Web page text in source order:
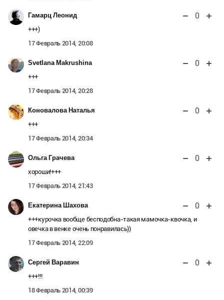
Гамарц Леонид 0
+++)
17 Февраль 2014, 20:08
Svetlana Makrushina 0
+++
17 Февраль 2014, 20:28
Коновалова Наталья 0
+++
17 Февраль 2014, 20:34
Ольга Грачева 0
хороши!+++
17 Февраль 2014, 21:43
Екатерина Шахова 0
+++курочка вообще бесподобна-такая мамочка-квочка, и
овечка в венке очень понравилась))
17 Февраль 2014, 22:09
Сергей Варавин 0
+++!!!
18 Февраль 2014, 00:39